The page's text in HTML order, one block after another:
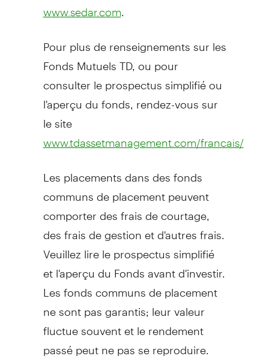
www.sedar.com
Pour plus de renseignements sur les
Fonds Mutuels TD, ou pour
consulter le prospectus simplifié ou
l'aperçu du fonds, rendez-vous sur
le site
www.tdassetmanagement.com/francais/
Les placements dans des fonds
communs de placement peuvent
comporter des frais de courtage,
des frais de gestion et d'autres frais.
Veuillez lire le prospectus simplifié
et l'aperçu du Fonds avant d'investir.
Les fonds communs de placement
ne sont pas garantis; leur valeur
fluctue souvent et le rendement
passé peut ne pas se reproduire.